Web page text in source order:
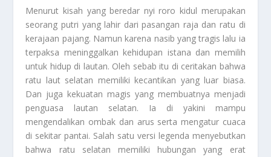
Menurut kisah yang beredar nyi roro kidul merupakan
seorang putri yang lahir dari pasangan raja dan ratu di
kerajaan pajang. Namun karena nasib yang tragis lalu ia
terpaksa meninggalkan kehidupan istana dan memilih
untuk hidup di lautan. Oleh sebab itu di ceritakan bahwa
ratu laut selatan memiliki kecantikan yang luar biasa.
Dan juga kekuatan magis yang membuatnya menjadi
penguasa lautan selatan. Ia di yakini mampu
mengendalikan ombak dan arus serta mengatur cuaca
di sekitar pantai. Salah satu versi legenda menyebutkan
bahwa ratu selatan memiliki hubungan yang erat